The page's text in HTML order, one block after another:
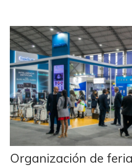
Organización de